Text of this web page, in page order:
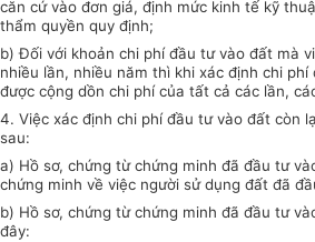
căn cứ vào đơn giá, định mức kinh tế kỹ
thẩm quyền quy định;
b) Đối với khoản chi phí đầu tư vào đất mà
nhiều lần, nhiều năm thì khi xác định chi
được cộng dồn chi phí của tất cả các lần,
4. Việc xác định chi phí đầu tư vào đất còn
sau:
a) Hồ sơ, chứng từ chứng minh đã đầu tư
chứng minh về việc người sử dụng đất đã
b) Hồ sơ, chứng từ chứng minh đã đầu tư
đây: